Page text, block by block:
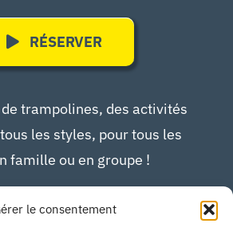
le consentement
RÉSERVER
de trampolines, des activités
les styles, pour tous les
famille ou en groupe !